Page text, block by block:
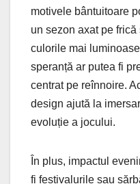
motivele bântuitoare
un sezon axat pe
culorile mai
speranță ar putea fi
centrat pe reînnoire.
design ajută la
evoluție a jocului.
În plus, impactul
fi festivalurile sau